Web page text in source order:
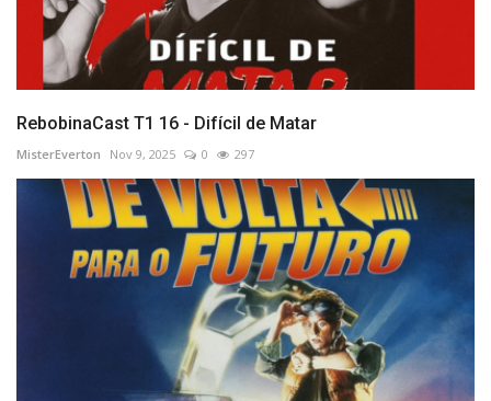
RebobinaCast T1 16 - Difícil de Matar
MisterEverton Nov 9, 2025 0 297